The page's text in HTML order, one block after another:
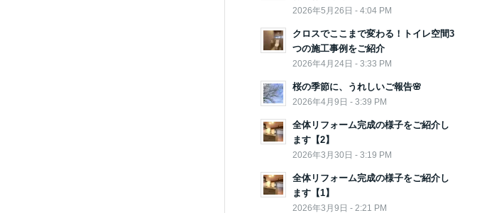
2026年5月26日 - 4:04 PM
クロスでここまで変わる！トイレ空間3
つの施工事例をご紹介
2026年4月24日 - 3:33 PM
桜の季節に、うれしいご報告🌸
2026年4月9日 - 3:39 PM
全体リフォーム完成の様子をご紹介し
ます【2】
2026年3月30日 - 3:19 PM
全体リフォーム完成の様子をご紹介し
ます【1】
2026年3月9日 - 2:21 PM